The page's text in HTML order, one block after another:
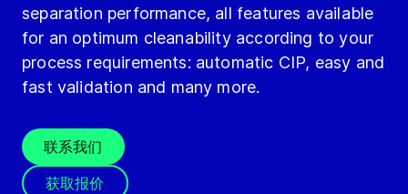
separation performance, all features available
for an optimum cleanability according to your
process requirements: automatic CIP, easy and
fast validation and many more.
联系我们
获取报价